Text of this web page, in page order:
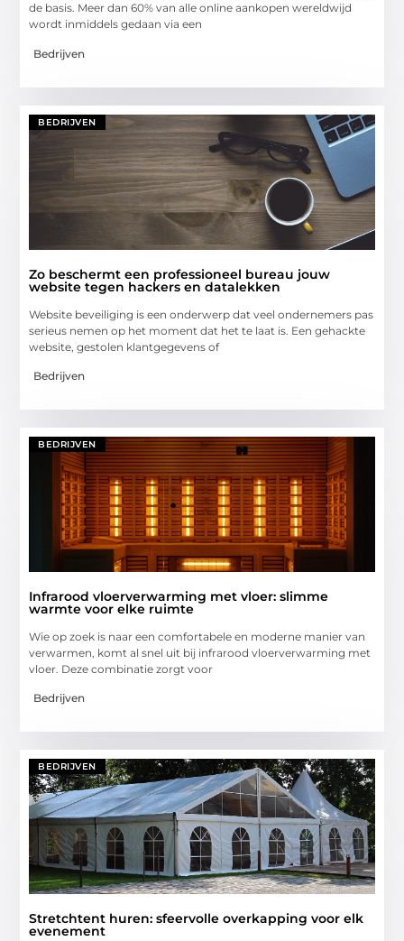
de basis. Meer dan 60% van alle online aankopen wereldwijd
wordt inmiddels gedaan via een
Bedrijven
BEDRIJVEN
Zo beschermt een professioneel bureau jouw
website tegen hackers en datalekken
Website beveiliging is een onderwerp dat veel ondernemers pas
serieus nemen op het moment dat het te laat is. Een gehackte
website, gestolen klantgegevens of
Bedrijven
BEDRIJVEN
Infrarood vloerverwarming met vloer: slimme
warmte voor elke ruimte
Wie op zoek is naar een comfortabele en moderne manier van
verwarmen, komt al snel uit bij infrarood vloerverwarming met
vloer. Deze combinatie zorgt voor
Bedrijven
BEDRIJVEN
Stretchtent huren: sfeervolle overkapping voor elk
evenement